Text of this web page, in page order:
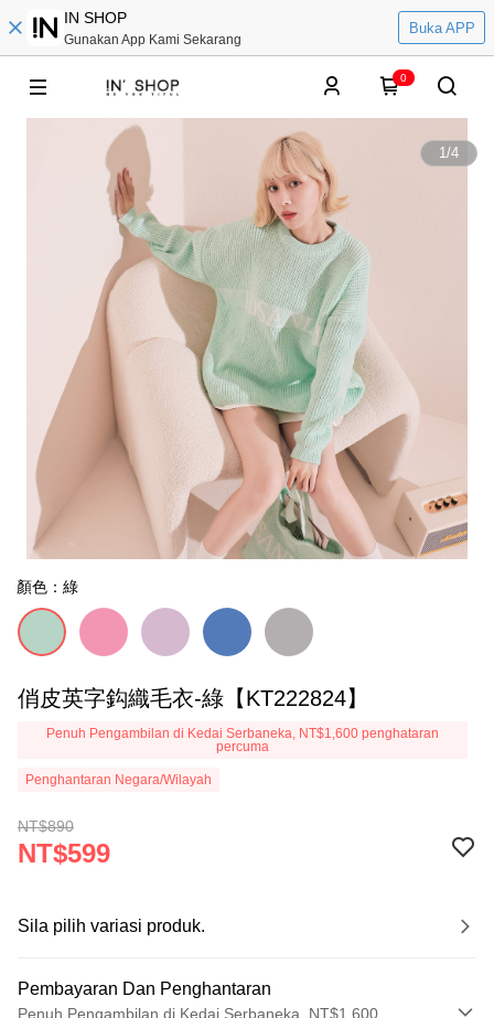
IN SHOP
Gunakan App Kami Sekarang
Buka APP
0
1/4
顏色：綠
俏皮英字鈎織毛衣-綠【KT222824】
Penuh Pengambilan di Kedai Serbaneka, NT$1,600 penghataran
percuma
Penghantaran Negara/Wilayah
NT$890
NT$599
Sila pilih variasi produk.
Pembayaran Dan Penghantaran
Penuh Pengambilan di Kedai Serbaneka, NT$1,600